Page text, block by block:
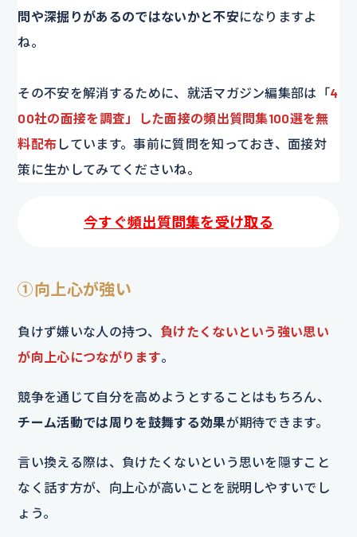
問や深掘りがあるのではないかと不安になりますよ
ね。
その不安を解消するために、就活マガジン編集部は「4
00社の面接を調査」した面接の頻出質問集100選を無
料配布 しています。事前に質問を知っておき、面接対
策に生かしてみてくださいね。
今すぐ頻出質問集を受け取る
①向上心が強い
負けず嫌いな人の持つ、 負けたくないという強い思い
が向上心につながります。
競争を通じて自分を高めようとすることはもちろん、
チーム活動では周りを鼓舞する効果が期待できます。
言い換える際は、負けたくないという思いを隠すこと
なく話す方が、向上心が高いことを説明しやすいでし
ょう。